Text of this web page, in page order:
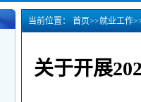
当前位置： 首页>>就业工作
关于开展